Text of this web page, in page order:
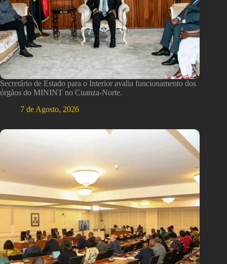
Secretário de Estado para o Interior avalia funcionamento dos
órgãos do MININT no Cuanza-Norte.
7 de Agosto, 2026